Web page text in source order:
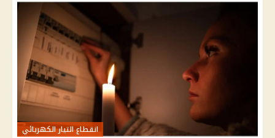
انقطاع التيار الكهربائي